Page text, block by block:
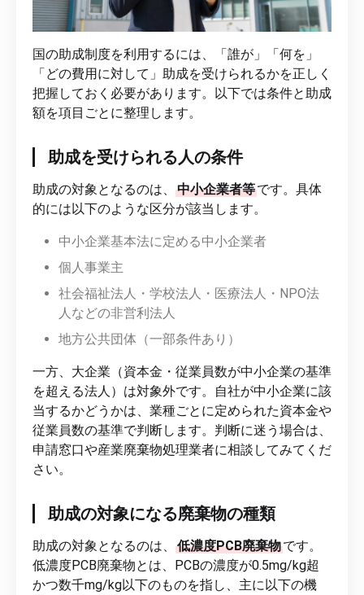
国の助成制度を利用するには、「誰が」「何を」
「どの費用に対して」助成を受けられるかを正しく
把握しておく必要があります。以下では条件と助成
額を項目ごとに整理します。
助成を受けられる人の条件
助成の対象となるのは、 中小企業者等です。具体
的には以下のような区分が該当します。
中小企業基本法に定める中小企業者
個人事業主
社会福祉法人・学校法人・医療法人・NPO法
人などの非営利法人
地方公共団体（一部条件あり）
一方、大企業（資本金・従業員数が中小企業の基準
を超える法人）は対象外です。自社が中小企業に該
当するかどうかは、業種ごとに定められた資本金や
従業員数の基準で判断します。判断に迷う場合は、
申請窓口や産業廃棄物処理業者に相談してみてくだ
さい。
助成の対象になる廃棄物の種類
助成の対象となるのは、 低濃度PCB廃棄物です。
低濃度PCB廃棄物とは、PCBの濃度が0.5mg/kg超
かつ数千mg/kg以下のものを指し、主に以下の機